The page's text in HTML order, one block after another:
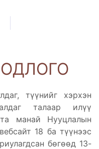
түүнийг хэрхэн
талаар илүү
манай Нууцлалын
18 ба түүнээс
бөгөөд 13-